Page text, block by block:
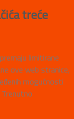
treće
limitirane
ove web stranice,
mogućnosti